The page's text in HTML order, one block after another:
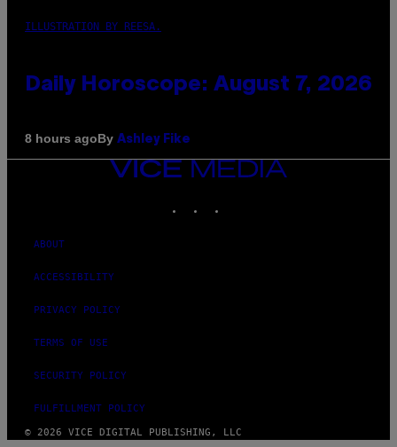
ILLUSTRATION BY REESA.
Daily Horoscope: August 7, 2026
8 hours agoBy Ashley Fike
VICE
MEDIA
ABOUT
ACCESSIBILITY
PRIVACY POLICY
TERMS OF USE
SECURITY POLICY
FULFILLMENT POLICY
© 2026 VICE DIGITAL PUBLISHING, LLC